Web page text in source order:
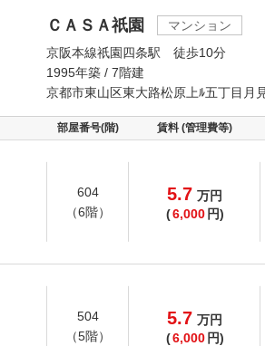
ＣＡＳＡ祇園
マンション
京阪本線祇園四条駅 徒歩10分
1995年築 / 7階建
京都市東山区東大路松原上ﾙ五丁目月
部屋番号(階) 賃料 (管理費等)
604
（6階）
5.7 万円
(6,000 円)
504
（5階）
5.7 万円
(6,000 円)